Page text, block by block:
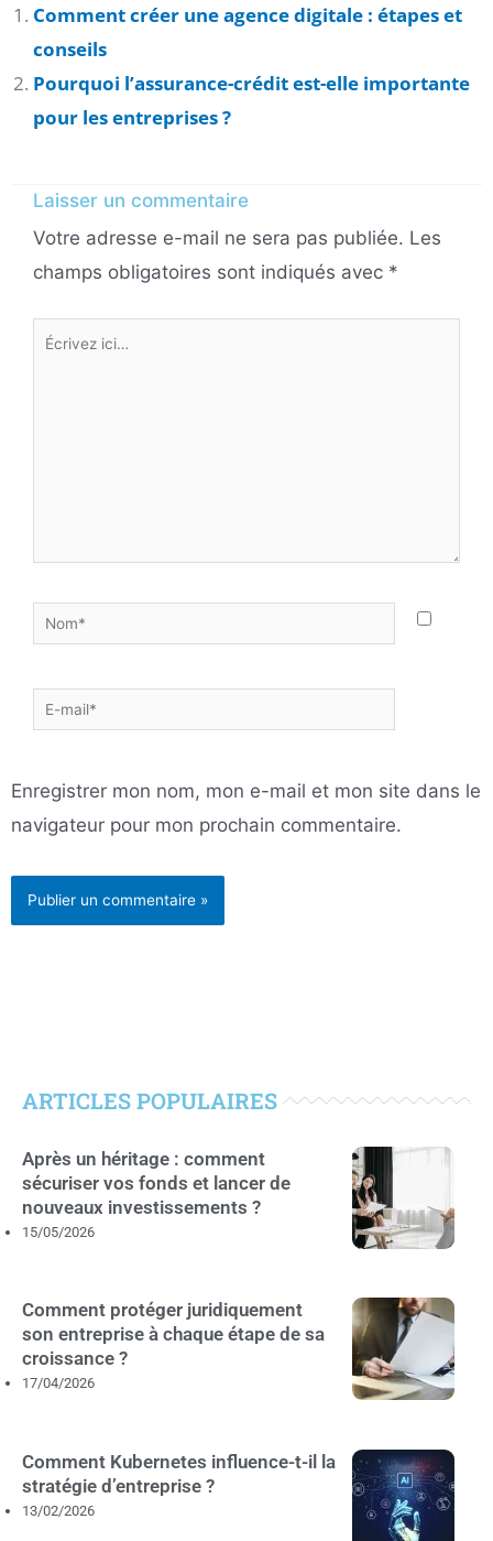
Comment créer une agence digitale : étapes et
conseils
Pourquoi l’assurance-crédit est-elle importante
pour les entreprises ?
Laisser un commentaire
Votre adresse e-mail ne sera pas publiée. Les
champs obligatoires sont indiqués avec *
Écrivez
Nom*
E-
mail*
Enregistrer mon nom, mon e-mail et mon site dans le
navigateur pour mon prochain commentaire.
ARTICLES POPULAIRES
Après un héritage : comment
sécuriser vos fonds et lancer de
nouveaux investissements ?
15/05/2026
Comment protéger juridiquement
son entreprise à chaque étape de sa
croissance ?
17/04/2026
Comment Kubernetes influence-t-il la
stratégie d’entreprise ?
13/02/2026